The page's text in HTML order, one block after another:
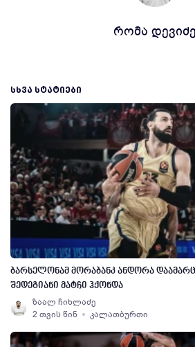
რომა დევიძე
ᲡᲮᲕᲐ ᲡᲢᲐᲢᲘᲔᲑᲘ
ბარსელონამ მორაბანკ ანდორა
შედეგიანი მატჩი ჰქონდა
ზაალ ჩიხლაძე
2 თვის წინ
კალათბურთი